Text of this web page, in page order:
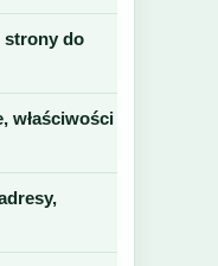
strony do
właściwości